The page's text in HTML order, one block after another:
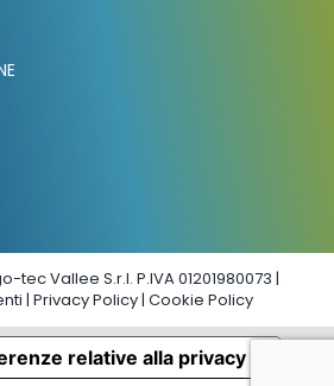
tec Vallee S.r.l. P.IVA 01201980073 |
| Privacy Policy| Cookie Policy
relative alla privacy